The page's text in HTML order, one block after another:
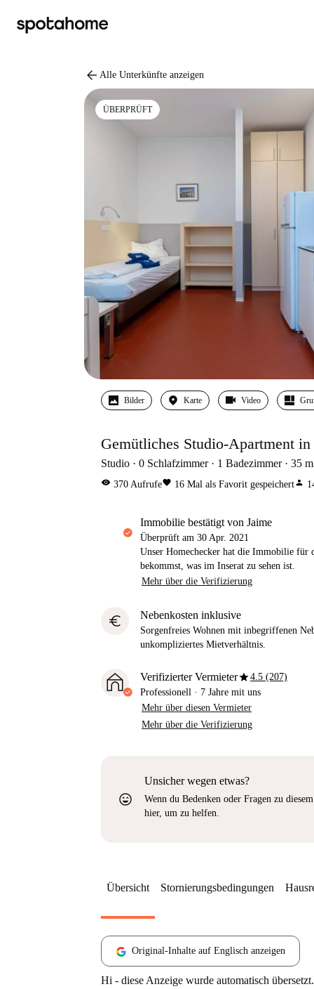
arrow_back Alle Unterkünfte anzeigen
ÜBERPRÜFT
Bilder Karte Video
Gemütliches Studio-Apartment
Studio 0 Schlafzimmer 1 Badezimmer 35
visibility 370 Aufrufefavorite 16 Mal als Favorit gespeichertperson
Immobilie bestätigt von Jaime
Überprüft am 30 Apr. 2021
Unser Homechecker hat die Immobilie für
bekommst, was im Inserat zu sehen ist.
Mehr über die Verifizierung
euro Nebenkosten inklusive
Sorgenfreies Wohnen mit inbegriffenen
unkompliziertes Mietverhältnis.
Verifizierter Vermieterstar4.5 (207)
Professionell · 7 Jahre mit uns
Mehr über diesen Vermieter
Mehr über die Verifizierung
sentiment_very_satisfied
Unsicher wegen etwas?
Wenn du Bedenken oder Fragen zu
hier, um zu helfen.
Übersicht Stornierungsbedingungen
Original-Inhalte auf Englisch anzeigen
Hi - diese Anzeige wurde automatisch